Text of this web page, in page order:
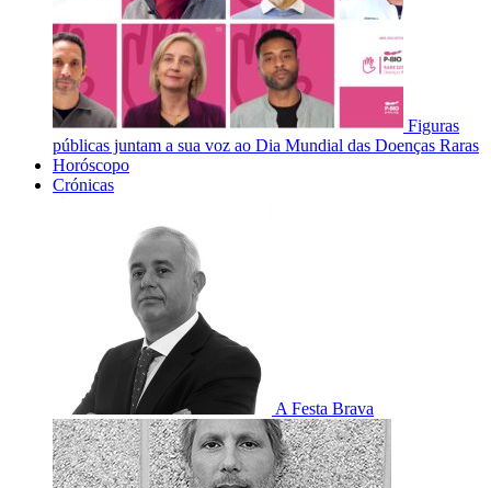
Figuras
públicas juntam a sua voz ao Dia Mundial das Doenças Raras
Horóscopo
Crónicas
A Festa Brava